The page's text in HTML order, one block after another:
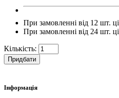
При замовленні від 12 шт.
При замовленні від 24 шт.
Кількість:
Придбати
Інформація